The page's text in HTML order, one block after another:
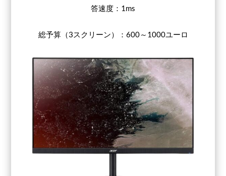
答速度：1ms
総予算（3スクリーン）：600～1000ユーロ